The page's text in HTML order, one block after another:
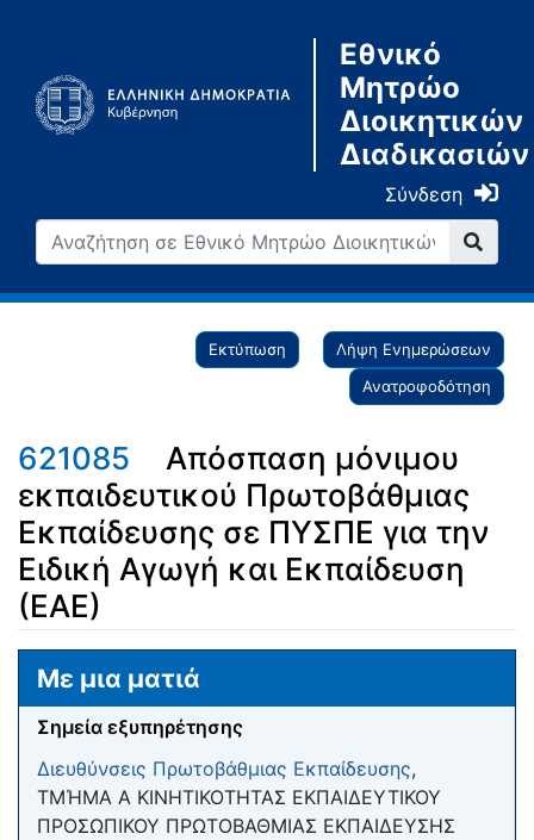
Εθνικό
Μητρώο
Διοικητικών
Διαδικασιών
Σύνδεση
Εκτύπωση
Λήψη Ενημερώσεων
Ανατροφοδότηση
621085
Απόσπαση μόνιμου
εκπαιδευτικού Πρωτοβάθμιας
Εκπαίδευσης σε ΠΥΣΠΕ για την
Ειδική Αγωγή και Εκπαίδευση
(ΕΑΕ)
Μετάβαση σε: πλοήγηση
Με μια ματιά
Σημεία εξυπηρέτησης
Διευθύνσεις Πρωτοβάθμιας Εκπαίδευσης,
ΤΜΉΜΑ Α ΚΙΝΗΤΙΚΟΤΗΤΑΣ ΕΚΠΑΙΔΕΥΤΙΚΟΥ
ΠΡΟΣΩΠΙΚΟΥ ΠΡΩΤΟΒΑΘΜΙΑΣ ΕΚΠΑΙΔΕΥΣΗΣ